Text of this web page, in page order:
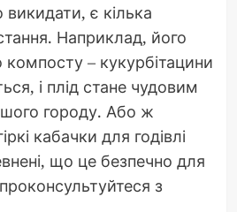
є кілька
Наприклад, його
– кукурбітацини
і плід стане чудовим
городу. Або ж
кабачки для годівлі
що це безпечно для
з